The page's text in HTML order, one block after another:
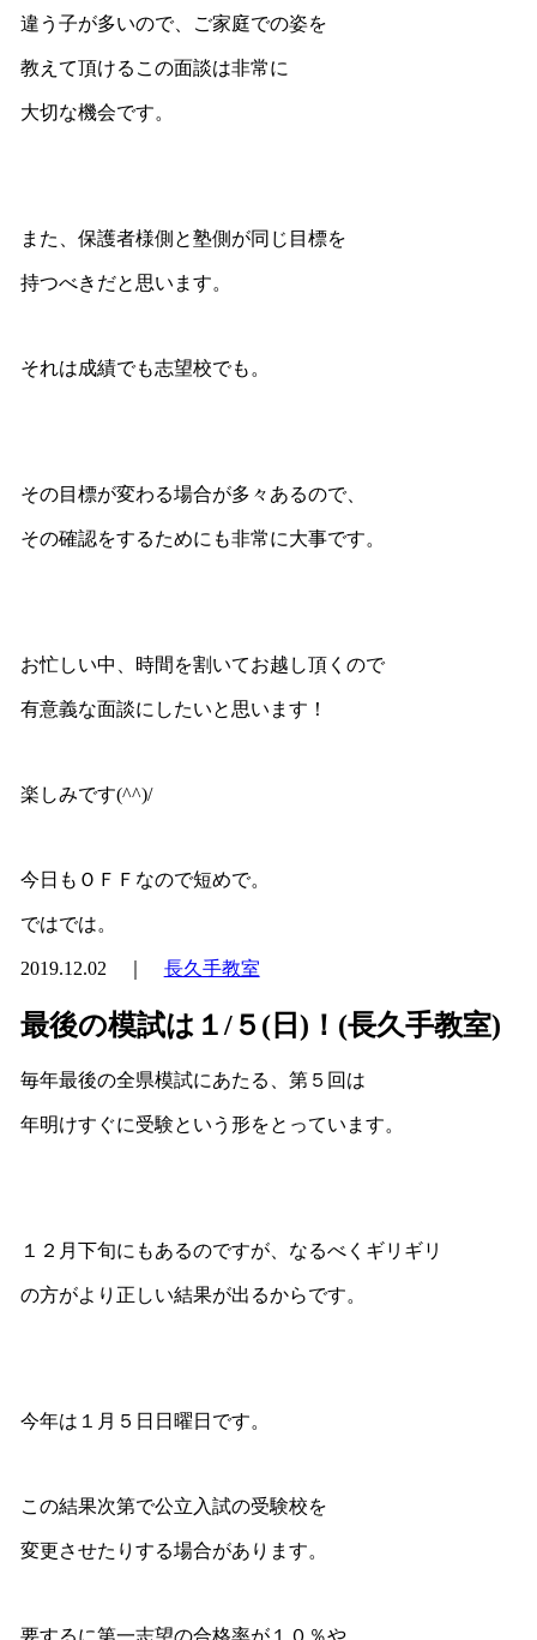
違う子が多いので、ご家庭での姿を
教えて頂けるこの面談は非常に
大切な機会です。
また、保護者様側と塾側が同じ目標を
持つべきだと思います。
それは成績でも志望校でも。
その目標が変わる場合が多々あるので、
その確認をするためにも非常に大事です。
お忙しい中、時間を割いてお越し頂くので
有意義な面談にしたいと思います！
楽しみです(^^)/
今日もＯＦＦなので短めで。
ではでは。
2019.12.02 ｜ 長久手教室
最後の模試は１/５(日)！(長久手教室)
毎年最後の全県模試にあたる、第５回は
年明けすぐに受験という形をとっています。
１２月下旬にもあるのですが、なるべくギリギリ
の方がより正しい結果が出るからです。
今年は１月５日日曜日です。
この結果次第で公立入試の受験校を
変更させたりする場合があります。
要するに第一志望の合格率が１０％や